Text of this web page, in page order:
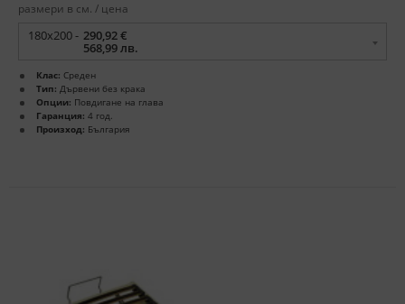
размери в см. / цена
180x200 - 290,92 €
568,99 лв.
Клас: Среден
Тип: Дървени без крака
Опции: Повдигане на глава
Гаранция: 4 год.
Произход: България